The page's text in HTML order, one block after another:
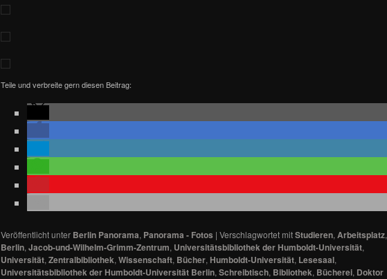
Teile und verbreite gern diesen Beitrag:
Veröffentlicht unter Berlin Panorama, Panorama - Fotos | Verschlagwortet mitStudieren, Arbeitsplatz,
Berlin, Jacob-und-Wilhelm-Grimm-Zentrum, Universitätsbibliothek der Humboldt-Universität,
Universität, Zentralbibliothek, Wissenschaft, Bücher, Humboldt-Universität, Lesesaal,
Universitätsbibliothek der Humboldt-Universität Berlin, Schreibtisch, Bibliothek, Bücherei, Doktor